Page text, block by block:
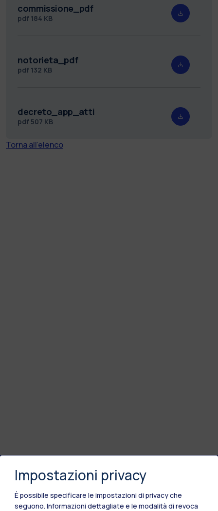
commissione_pdf
pdf 184 KB
notorieta_pdf
pdf 132 KB
decreto_app_atti
pdf 507 KB
Torna all'elenco
Polimi Community
Tutti i siti dell’ecosistema
Impostazioni privacy
È possibile specificare le impostazioni di privacy che
seguono. Informazioni dettagliate e le modalità di revoca